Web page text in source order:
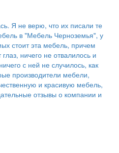
Я не верю, что их писали те
в "Мебель Черноземья", у
стоит эта мебель, причем
ничего не отвалилось и
с ней не случилось, как
производители мебели,
и красивую мебель,
отзывы о компании и